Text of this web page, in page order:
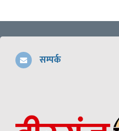
सम्पर्क